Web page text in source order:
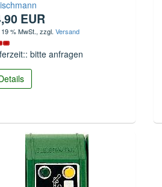
EUR
% MwSt., zzgl.Versand
bitte anfragen